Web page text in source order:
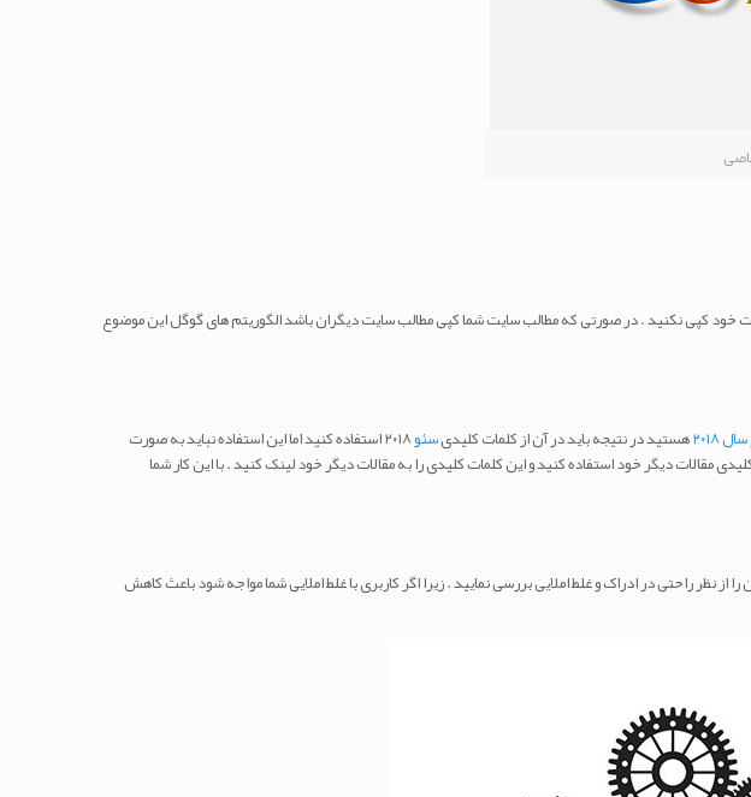
خود کپی نکنید . در صورتی که مطالب سایت شما کپی مطالب سایت دیگران باشد الگوریتم های گوگل این موضوع
۲۰۱۸ هستید در نتیجه باید در آن از کلمات کلیدیسئو
۲۰۱۸ استفاده کنید اما این استفاده نباید به صورت
مقالات دیگر خود استفاده کنید و این کلمات کلیدی را به مقالات دیگر خود لینک کنید . با این کار شما
نظر راحتی در ادراک و غلط املایی بررسی نمایید . زیرا اگر کاربری با غلط املایی شما مواجه شود باعث کاهش